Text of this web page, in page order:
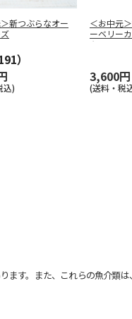
新つぶらなオー
）
込)
＜お中元
ーベリー
キ
3,600円
(送料・税
す。また、これらの魚介類は